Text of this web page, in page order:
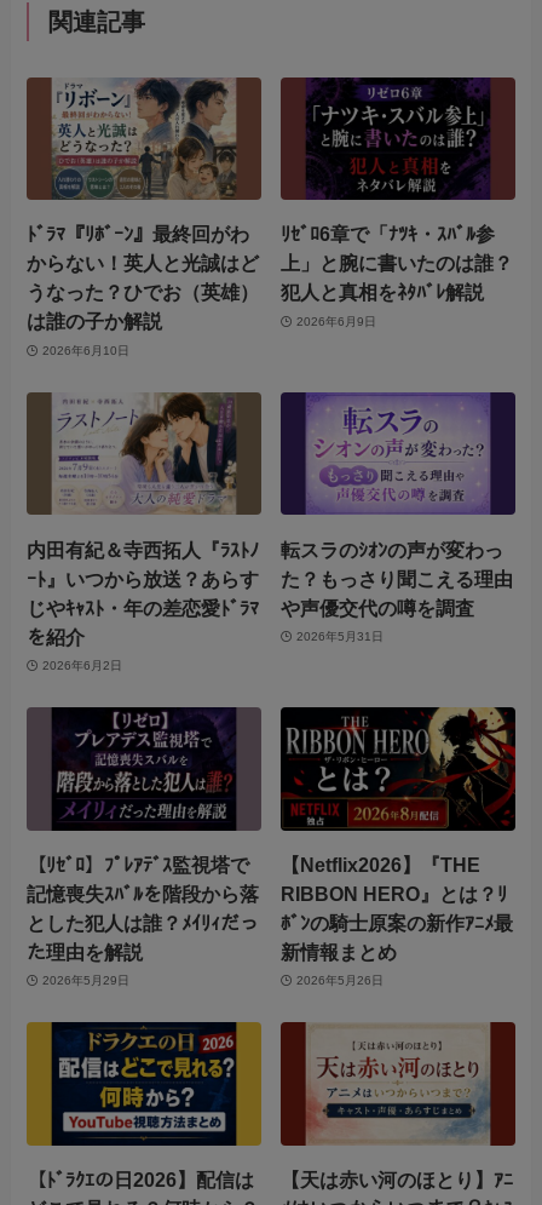
関連記事
ﾄﾞﾗﾏ『ﾘﾎﾞｰﾝ』最終回がわ
からない！英人と光誠はど
うなった？ひでお（英雄）
は誰の子か解説
2026年6月10日
ﾘｾﾞﾛ6章で「ﾅﾂｷ・ｽﾊﾞﾙ参
上」と腕に書いたのは誰？
犯人と真相をﾈﾀﾊﾞﾚ解説
2026年6月9日
内田有紀＆寺西拓人『ﾗｽﾄﾉ
ｰﾄ』いつから放送？あらす
じやｷｬｽﾄ・年の差恋愛ﾄﾞﾗﾏ
を紹介
2026年6月2日
転スラのｼｵﾝの声が変わっ
た？もっさり聞こえる理由
や声優交代の噂を調査
2026年5月31日
【ﾘｾﾞﾛ】ﾌﾟﾚｱﾃﾞｽ監視塔で
記憶喪失ｽﾊﾞﾙを階段から落
とした犯人は誰？ﾒｲﾘｨだっ
た理由を解説
2026年5月29日
【Netflix2026】『THE
RIBBON HERO』とは？ﾘ
ﾎﾞﾝの騎士原案の新作ｱﾆﾒ最
新情報まとめ
2026年5月26日
【ﾄﾞﾗｸｴの日2026】配信は
【天は赤い河のほとり】ｱﾆ